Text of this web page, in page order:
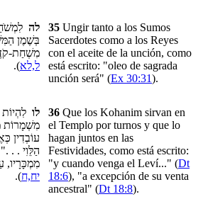
לה לִמְשֹׁחַ
בְּשֶׁמֶן
מִשְׁחַת-
ל,לא).
35 Ungir tanto a los Sumos
Sacerdotes como a los Reyes
con el aceite de la unción, como
está escrito: "oleo de sagrada
unción será" (Ex 30:31).
לו
מִשְׁמָרוֹת
עוֹבְדִין
הַלֵּוִי . .
מִמְכָּרָיו,
יח,ח).
36 Que los Kohanim sirvan en
el Templo por turnos y que lo
hagan juntos en las
Festividades, como está escrito:
"y cuando venga el Leví..." (Dt
18:6), "a excepción de su venta
ancestral" (Dt 18:8).